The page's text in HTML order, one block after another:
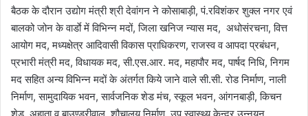
बैठक के दौरान उद्योग मंत्री श्री देवांगन ने कोसाबाड़ी, पं.रविशंकर शुक्ल नगर एवं
बालको जोन के वार्डाे में विभिन्न मदों, जिला खनिज न्यास मद, अधोसंरचना, वित्त
आयोग मद, मध्यक्षेत्र आदिवासी विकास प्राधिकरण, राजस्व व आपदा प्रबंधन,
प्रभारी मंत्री मद, विधायक मद, सी.एस.आर. मद, महापौर मद, पार्षद निधि, निगम
मद सहित अन्य विभिन्न मदों के अंतर्गत किये जाने वाले सी.सी. रोड निर्माण, नाली
निर्माण, सामुदायिक भवन, सार्वजनिक शेड मंच, स्कूल भवन, आंगनबाड़ी, किचन